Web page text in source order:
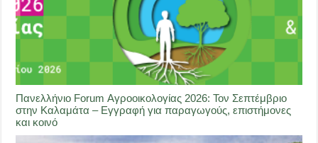
Πανελλήνιο Forum Αγροοικολογίας 2026: Τον Σεπτέμβριο
στην Καλαμάτα – Εγγραφή για παραγωγούς, επιστήμονες
και κοινό